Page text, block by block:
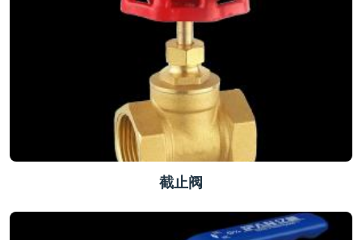
截止阀